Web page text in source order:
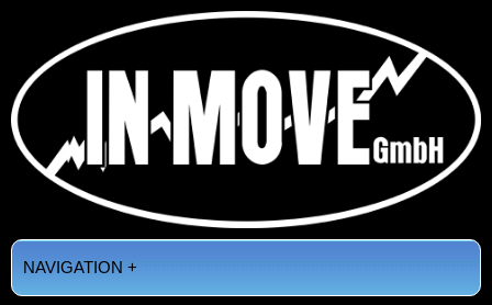
NAVIGATION +